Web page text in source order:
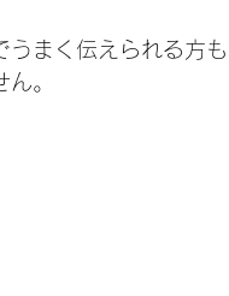
うまく伝えられる方
。